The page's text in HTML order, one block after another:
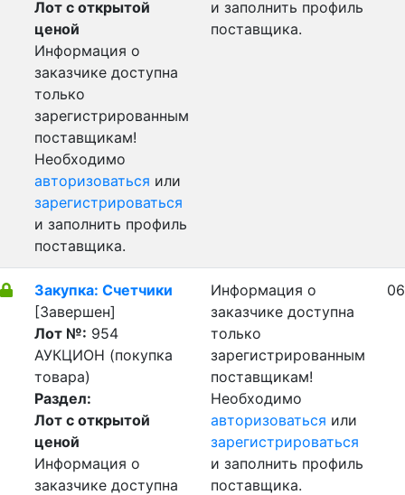
Лот с открытой
ценой
Информация о
заказчике доступна
только
зарегистрированным
поставщикам!
Необходимо
авторизоваться или
зарегистрироваться
и заполнить профиль
поставщика.
и заполнить профиль
поставщика.
Закупка: Счетчики
[Завершен]
Лот №: 954
АУКЦИОН (покупка
товара)
Раздел:
Лот с открытой
ценой
Информация о
заказчике доступна
Информация о
заказчике доступна
только
зарегистрированным
поставщикам!
Необходимо
авторизоваться или
зарегистрироваться
и заполнить профиль
поставщика.